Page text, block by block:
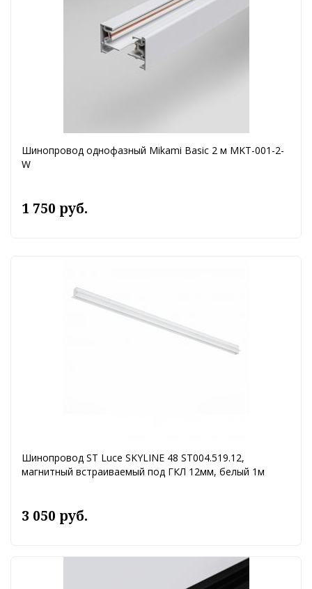
Шинопровод однофазный Mikami Basic 2 м MKT-001-2-
W
1 750 руб.
Шинопровод ST Luce SKYLINE 48 ST004.519.12,
магнитный встраиваемый под ГКЛ 12мм, белый 1м
3 050 руб.